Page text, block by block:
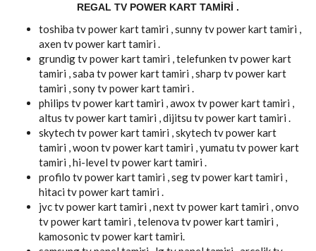
REGAL TV POWER KART TAMIRI .
toshiba tv power kart tamiri , sunny tv power kart tamiri ,
axen tv power kart tamiri .
grundig tv power kart tamiri , telefunken tv power kart
tamiri , saba tv power kart tamiri , sharp tv power kart
tamiri , sony tv power kart tamiri .
philips tv power kart tamiri , awox tv power kart tamiri ,
altus tv power kart tamiri , dijitsu tv power kart tamiri .
skytech tv power kart tamiri , skytech tv power kart
tamiri , woon tv power kart tamiri , yumatu tv power kart
tamiri , hi-level tv power kart tamiri .
profilo tv power kart tamiri , seg tv power kart tamiri ,
hitaci tv power kart tamiri .
jvc tv power kart tamiri , next tv power kart tamiri , onvo
tv power kart tamiri , telenova tv power kart tamiri ,
kamosonic tv power kart tamiri.